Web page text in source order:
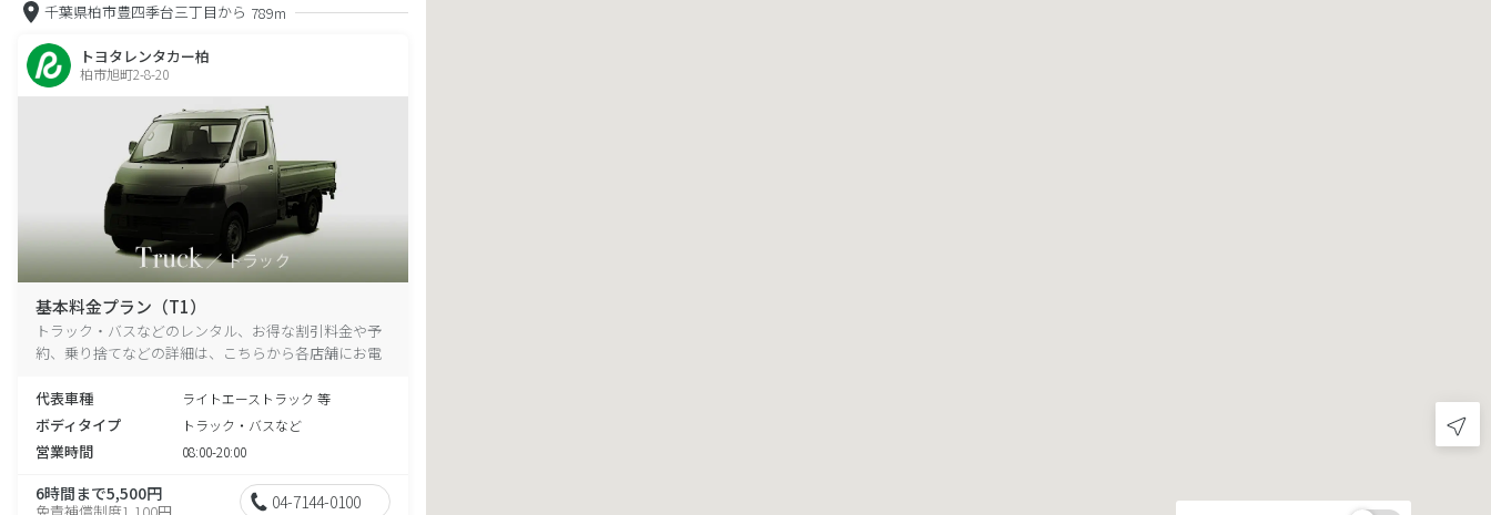
千葉県柏市豊四季台三丁目から 789m
トヨタレンタカー柏
柏市旭町2-8-20
基本料金プラン（T1）
トラック・バスなどのレンタル、お得な割引料金や予
約、乗り捨てなどの詳細は、こちらから各店舗にお電
代表車種
ライトエーストラック 等
ボディタイプ トラック・バスなど
営業時間 08:00-20:00
6時間まで5,500円
免責補償制度1,100円 04-7144-0100